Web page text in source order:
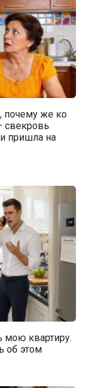
почему же ко
свекровь
пришла на
мою квартиру.
об этом